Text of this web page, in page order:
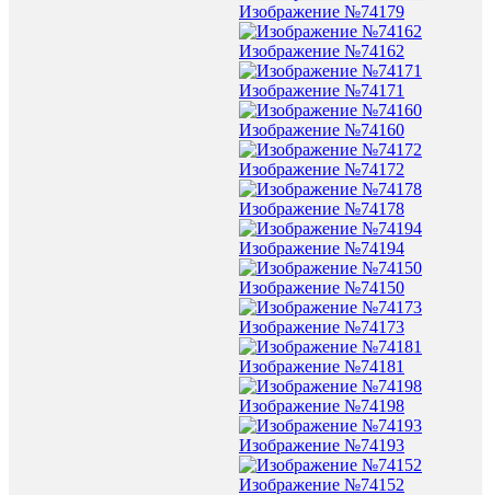
Изображение №74179
Изображение №74162
Изображение №74171
Изображение №74160
Изображение №74172
Изображение №74178
Изображение №74194
Изображение №74150
Изображение №74173
Изображение №74181
Изображение №74198
Изображение №74193
Изображение №74152